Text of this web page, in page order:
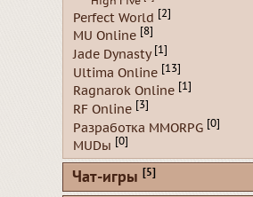
Perfect World [2]
MU Online [8]
Jade Dynasty [1]
Ultima Online [13]
Ragnarok Online [1]
RF Online [3]
Разработка MMORPG [0]
MUDы [0]
Чат-игры [5]